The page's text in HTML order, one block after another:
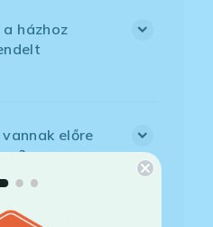
házhoz
előre
magyar